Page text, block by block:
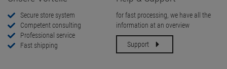
Secure store system
Competent consulting
Professional service
Fast shipping
for fast processing, we have all the
information at an overview
Support